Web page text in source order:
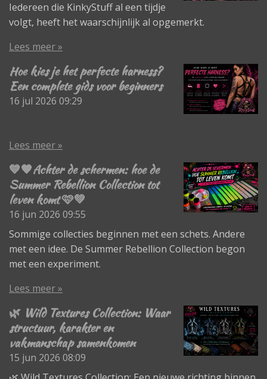
Iedereen die KinkyStuff al een tijdje
volgt, heeft het waarschijnlijk al opgemerkt.
Lees meer »
Hoe kies je het perfecte harness?
Een complete gids voor beginners
16 jul 2026 09:29
Lees meer »
💙🧡Achter de schermen: hoe de
Summer Rebellion Collection tot
leven komt 🩷💚
16 jun 2026 09:55
Sommige collecties beginnen met een schets. Andere
met een idee. De Summer Rebellion Collection begon
met een experiment.
Lees meer »
🌿 Wild Textures Collection: Waar
structuur, karakter en
vakmanschap samenkomen
15 jun 2026 08:09